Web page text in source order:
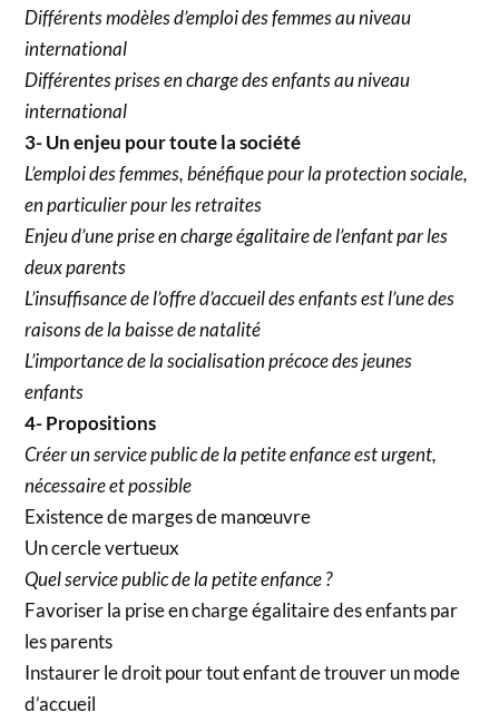
Différents modèles d’emploi des femmes au niveau
international
Différentes prises en charge des enfants au niveau
international
3- Un enjeu pour toute la société
L’emploi des femmes, bénéfique pour la protection sociale,
en particulier pour les retraites
Enjeu d’une prise en charge égalitaire de l’enfant par les
deux parents
L’insuffisance de l’offre d’accueil des enfants est l’une des
raisons de la baisse de natalité
L’importance de la socialisation précoce des jeunes
enfants
4- Propositions
Créer un service public de la petite enfance est urgent,
nécessaire et possible
Existence de marges de manœuvre
Un cercle vertueux
Quel service public de la petite enfance ?
Favoriser la prise en charge égalitaire des enfants par
les parents
Instaurer le droit pour tout enfant de trouver un mode
d’accueil